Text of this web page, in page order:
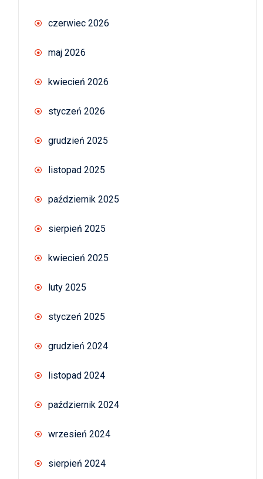
czerwiec 2026
maj 2026
kwiecień 2026
styczeń 2026
grudzień 2025
listopad 2025
październik 2025
sierpień 2025
kwiecień 2025
luty 2025
styczeń 2025
grudzień 2024
listopad 2024
październik 2024
wrzesień 2024
sierpień 2024